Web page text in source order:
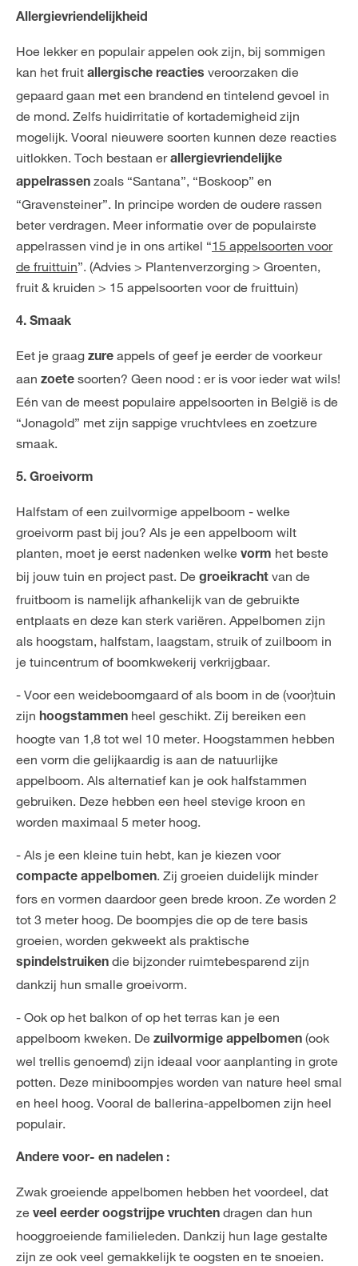
Hoe lekker en populair appelen ook zijn, bij sommigen
kan het fruit allergische reacties veroorzaken die
gepaard gaan met een brandend en tintelend gevoel in
de mond. Zelfs huidirritatie of kortademigheid zijn
mogelijk. Vooral nieuwere soorten kunnen deze reacties
uitlokken. Toch bestaan erallergievriendelijke
appelrassen zoals “Santana”, “Boskoop” en
“Gravensteiner”. In principe worden de oudere rassen
beter verdragen. Meer informatie over de populairste
appelrassen vind je in ons artikel “15 appelsoorten voor
de fruittuin”. (Advies > Plantenverzorging > Groenten,
fruit & kruiden > 15 appelsoorten voor de fruittuin)
4. Smaak
Eet je graag zure appels of geef je eerder de voorkeur
aan zoete soorten? Geen nood : er is voor ieder wat wils!
Eén van de meest populaire appelsoorten in België is de
“Jonagold” met zijn sappige vruchtvlees en zoetzure
smaak.
5. Groeivorm
Halfstam of een zuilvormige appelboom - welke
groeivorm past bij jou? Als je een appelboom wilt
planten, moet je eerst nadenken welke vorm het beste
bij jouw tuin en project past. De groeikracht van de
fruitboom is namelijk afhankelijk van de gebruikte
entplaats en deze kan sterk variëren. Appelbomen zijn
als hoogstam, halfstam, laagstam, struik of zuilboom in
je tuincentrum of boomkwekerij verkrijgbaar.
- Voor een weideboomgaard of als boom in de (voor)tuin
zijn hoogstammen heel geschikt. Zij bereiken een
hoogte van 1,8 tot wel 10 meter. Hoogstammen hebben
een vorm die gelijkaardig is aan de natuurlijke
appelboom. Als alternatief kan je ook halfstammen
gebruiken. Deze hebben een heel stevige kroon en
worden maximaal 5 meter hoog.
- Als je een kleine tuin hebt, kan je kiezen voor
compacte appelbomen. Zij groeien duidelijk minder
fors en vormen daardoor geen brede kroon. Ze worden 2
tot 3 meter hoog. De boompjes die op de tere basis
groeien, worden gekweekt als praktische
spindelstruiken die bijzonder ruimtebesparend zijn
dankzij hun smalle groeivorm.
- Ook op het balkon of op het terras kan je een
appelboom kweken. De zuilvormige appelbomen (ook
wel trellis genoemd) zijn ideaal voor aanplanting in grote
potten. Deze miniboompjes worden van nature heel smal
en heel hoog. Vooral de ballerina-appelbomen zijn heel
populair.
Andere voor- en nadelen :
Zwak groeiende appelbomen hebben het voordeel, dat
ze veel eerder oogstrijpe vruchten dragen dan hun
hooggroeiende familieleden. Dankzij hun lage gestalte
zijn ze ook veel gemakkelijk te oogsten en te snoeien.